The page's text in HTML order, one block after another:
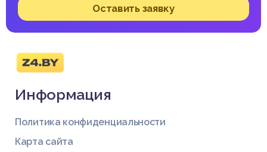
Оставить заявку
Информация
Политика конфиденциальности
Карта сайта